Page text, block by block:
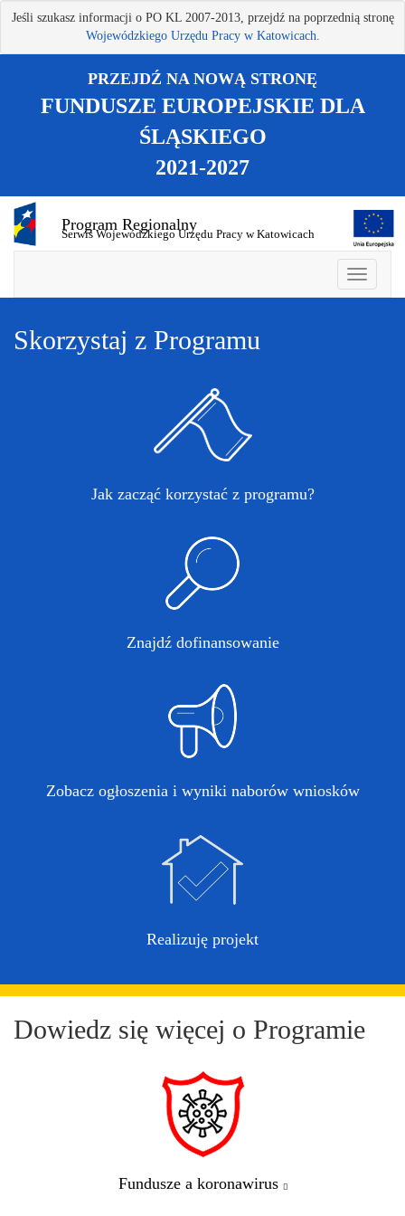
Jeśli szukasz informacji o PO KL 2007-2013, przejdź na poprzednią stronę
Wojewódzkiego Urzędu Pracy w Katowicach.
PRZEJDŹ NA NOWĄ STRONĘ
FUNDUSZE EUROPEJSKIE DLA
ŚLĄSKIEGO
2021-2027
Program Regionalny
Serwis Wojewódzkiego Urzędu Pracy w Katowicach
Skorzystaj z Programu
Jak zacząć korzystać z programu?
Znajdź dofinansowanie
Zobacz ogłoszenia i wyniki naborów wniosków
Realizuję projekt
Dowiedz się więcej o Programie
Fundusze a koronawirus Strona